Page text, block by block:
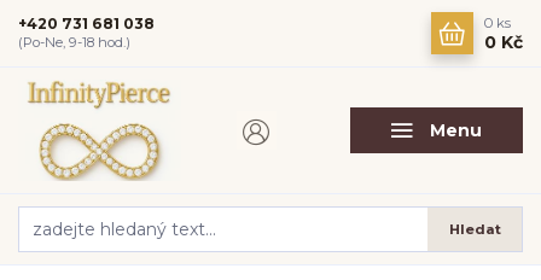
Menu
Hledat
+420 731 681 038
(Po-Ne, 9-18 hod.)
0 ks
0 Kč